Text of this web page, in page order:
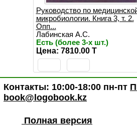
Руководство по
микробиологии. Книга 3, т. 2.
Опп...
Лабинская А.С.
Есть (более 3-х шт.)
Цена: 7810.00 T
Контакты: 10:00-18:00 пн-пт
book@logobook.kz
Полная версия